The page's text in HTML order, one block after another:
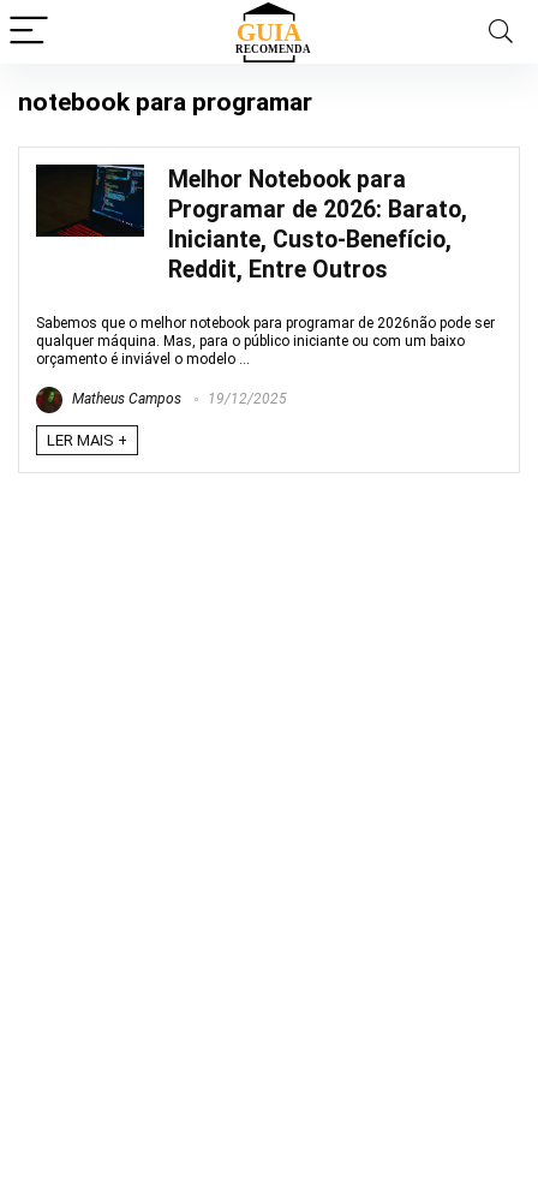
notebook para programar
Melhor Notebook para
Programar de 2026: Barato,
Iniciante, Custo-Benefício,
Reddit, Entre Outros
Sabemos que o melhor notebook para programar de 2026não pode ser
qualquer máquina. Mas, para o público iniciante ou com um baixo
orçamento é inviável o modelo ...
Matheus Campos 19/12/2025
LER MAIS +